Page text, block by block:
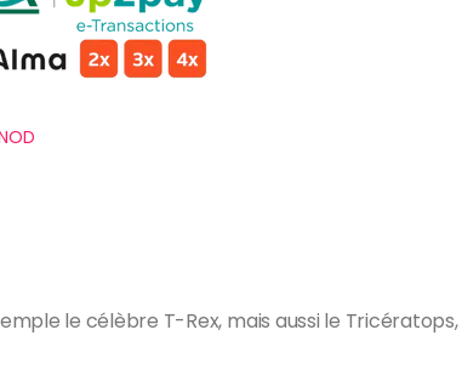
le célèbre T-Rex, mais aussi le Tricératops,